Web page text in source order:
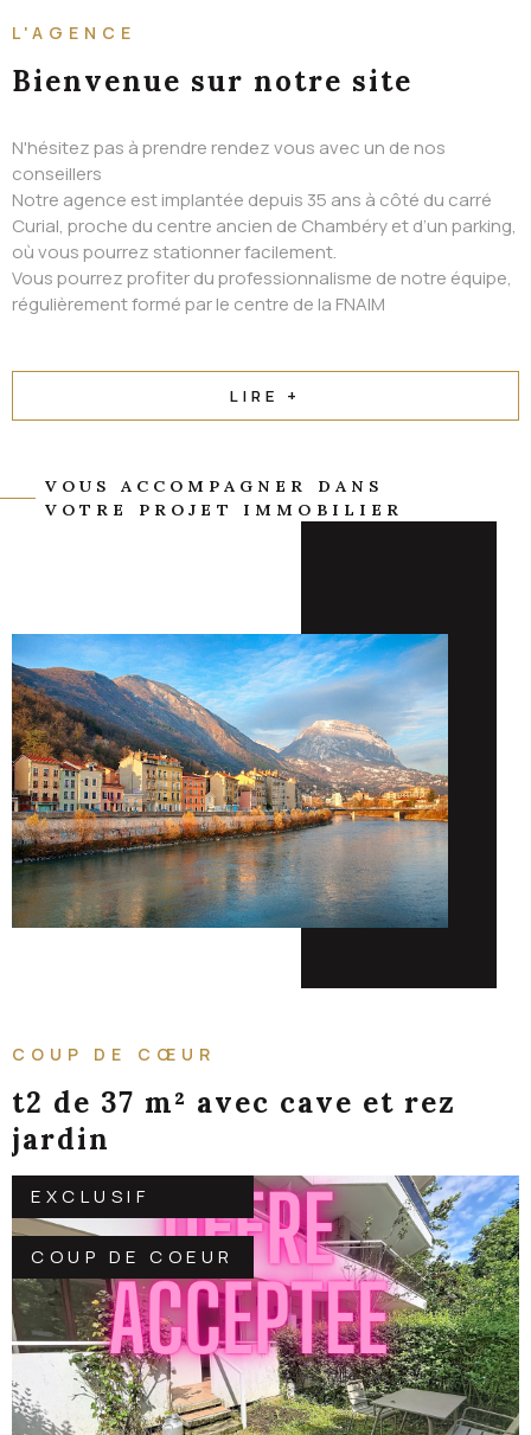
L'AGENCE
Bienvenue sur notre site
N'hésitez pas à prendre rendez vous avec un de nos
conseillers
Notre agence est implantée depuis 35 ans à côté du carré
Curial, proche du centre ancien de Chambéry et d’un parking,
où vous pourrez stationner facilement.
Vous pourrez profiter du professionnalisme de notre équipe,
régulièrement formé par le centre de la FNAIM
LIRE +
VOUS ACCOMPAGNER DANS
VOTRE PROJET IMMOBILIER
COUP DE CŒUR
t2 de 37 m² avec cave et rez
jardin
EXCLUSIF
COUP DE COEUR